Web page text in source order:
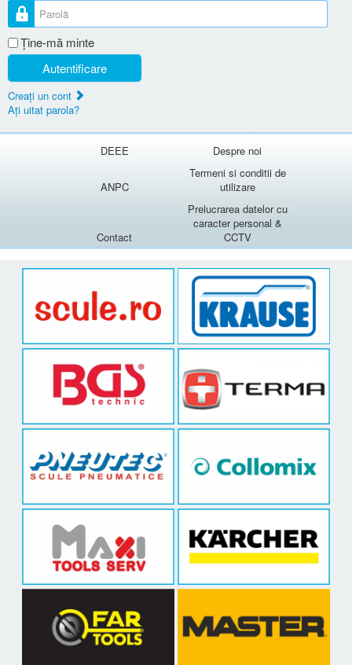
Parolă
Ţine-mă minte
Autentificare
Creaţi un cont
Aţi uitat parola?
DEEE Despre noi
ANPC
Termeni si conditii de
utilizare
Contact
Prelucrarea datelor cu
caracter personal &
CCTV